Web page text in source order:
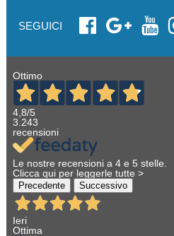
SEGUICI
Ottimo
4,8/5
3.243
recensioni
Le nostre recensioni a 4 e 5 stelle.
Clicca qui per leggerle tutte >
Precedente Successivo
Ieri
Ottima